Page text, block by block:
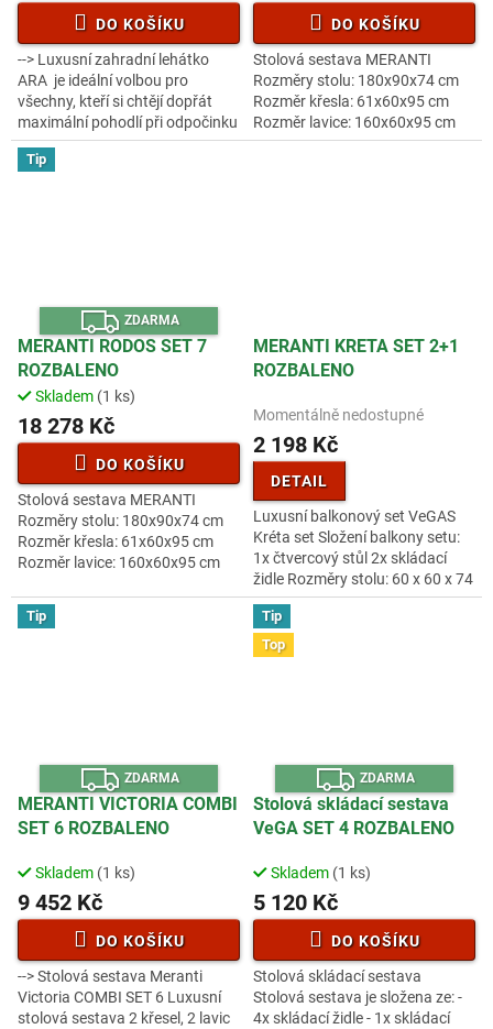
DO KOŠÍKU
--> Luxusní zahradní lehátko
ARA je ideální volbou pro
všechny, kteří si chtějí dopřát
maximální pohodlí při odpočinku
na zahradě, terase, u bazénu
nebo v pergole. Elegantní...
DO KOŠÍKU
Stolová sestava MERANTI
Rozměry stolu: 180x90x74 cm
Rozměr křesla: 61x60x95 cm
Rozměr lavice: 160x60x95 cm
Luxusní masivní stolová
Tip
Z
D
A
R
M
A
ZDARMA
MERANTI RODOS SET 7
ROZBALENO
Průměrné
hodnocení
produktu
3,2
z
5
hvězdiček.
Skladem (1 ks)
18 278 Kč
DO KOŠÍKU
Stolová sestava MERANTI
Rozměry stolu: 180x90x74 cm
Rozměr křesla: 61x60x95 cm
Rozměr lavice: 160x60x95 cm
sestava čtyř křesel, jedné lavice
a stolu...
MERANTI KRETA SET 2+1
ROZBALENO
Momentálně nedostupné
2 198 Kč
DETAIL
Luxusní balkonový set VeGAS
Kréta set Složení balkony setu:
1x čtvercový stůl 2x skládací
židle Rozměry stolu: 60 x 60 x 74
cm. Rozměry židle: 41 x 50 x
79cm. Balkonový set...
Tip
Z
D
A
R
M
ZDARMA
MERANTI VICTORIA COMBI
SET 6 ROZBALENO
Skladem (1 ks)
9 452 Kč
DO KOŠÍKU
--> Stolová sestava Meranti
Victoria COMBI SET 6 Luxusní
stolová sestava 2 křesel, 2 lavic
Tip
Top
Z
D
A
R
M
ZDARMA
Stolová skládací sestava
VeGA SET 4 ROZBALENO
Skladem (1 ks)
5 120 Kč
DO KOŠÍKU
Stolová skládací sestava
Stolová sestava je složena ze: -
4x skládací židle - 1x skládací